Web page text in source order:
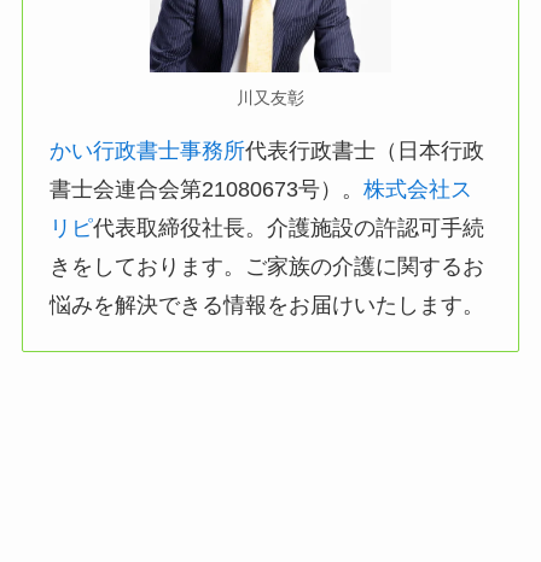
川又友彰
かい行政書士事務所代表行政書士（日本行政
書士会連合会第21080673号）。株式会社ス
リピ代表取締役社長。介護施設の許認可手続
きをしております。ご家族の介護に関するお
悩みを解決できる情報をお届けいたします。